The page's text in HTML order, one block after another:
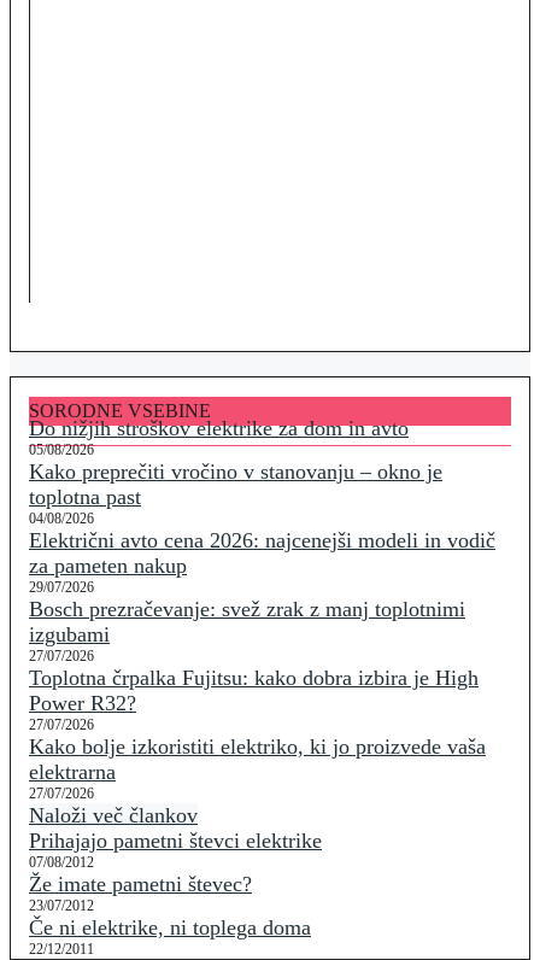
SORODNE VSEBINE
Do nižjih stroškov elektrike za dom in avto
05/08/2026
Kako preprečiti vročino v stanovanju – okno je
toplotna past
04/08/2026
Električni avto cena 2026: najcenejši modeli in vodič
za pameten nakup
29/07/2026
Bosch prezračevanje: svež zrak z manj toplotnimi
izgubami
27/07/2026
Toplotna črpalka Fujitsu: kako dobra izbira je High
Power R32?
27/07/2026
Kako bolje izkoristiti elektriko, ki jo proizvede vaša
elektrarna
27/07/2026
Naloži več člankov
Prihajajo pametni števci elektrike
07/08/2012
Že imate pametni števec?
23/07/2012
Če ni elektrike, ni toplega doma
22/12/2011